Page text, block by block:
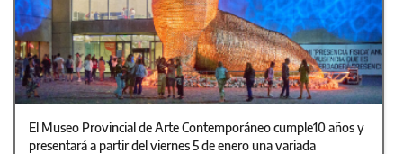
El Museo Provincial de Arte Contemporáneo cumple10 años y
presentará a partir del viernes 5 de enero una variada